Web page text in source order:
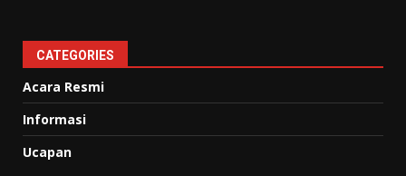
CATEGORIES
Acara Resmi
Informasi
Ucapan